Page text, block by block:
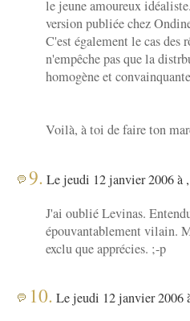
le jeune amoureux
version publiée chez
C'est également le cas
n'empêche pas que la
homogène et
Voilà, à toi de faire ton
9. Le jeudi 12 janvier 2006 à
J'ai oublié Levinas.
épouvantablement vilain.
exclu que apprécies. ;-p
10. Le jeudi 12 janvier 2006